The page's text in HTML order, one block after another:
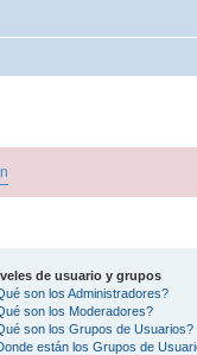
de usuario y grupos
son los Administradores?
son los Moderadores?
son los Grupos de Usuarios?
están los Grupos de